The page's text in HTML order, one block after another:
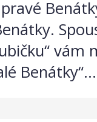
vám
Benátky“...